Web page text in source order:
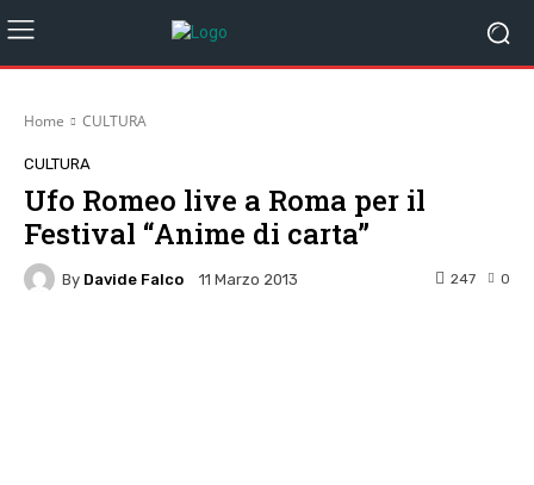
Home CULTURA
CULTURA
Ufo Romeo live a Roma per il
Festival “Anime di carta”
By Davide Falco 11 Marzo 2013 0
247